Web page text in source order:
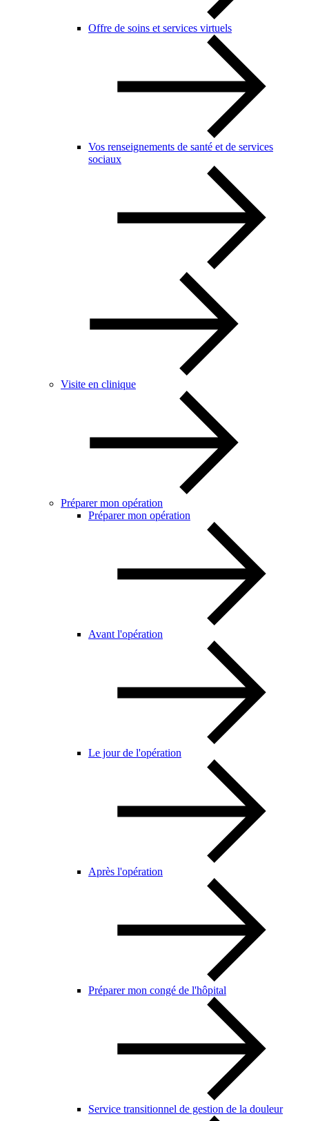
Offre de soins et services virtuels
Vos renseignements de santé et de services
sociaux
Visite en clinique
Préparer mon opération
Préparer mon opération
Avant l'opération
Le jour de l'opération
Après l'opération
Préparer mon congé de l'hôpital
Service transitionnel de gestion de la douleur